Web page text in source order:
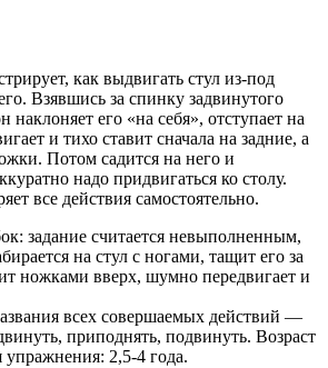
как выдвигать стул из-под
Взявшись за спинку задвинутого
наклоняет его «на себя», отступает на
и тихо ставит сначала на задние, а
Потом садится на него и
надо придвигаться ко столу.
все действия самостоятельно.
задание считается невыполненным,
на стул с ногами, тащит его за
ножками вверх, шумно передвигает и
всех совершаемых действий —
приподнять, подвинуть. Возраст
упражнения: 2,5-4 года.